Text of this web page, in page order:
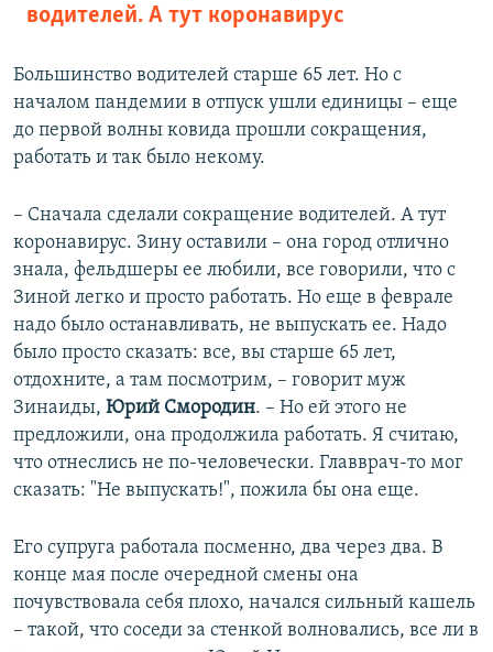
водителей. А тут коронавирус
Большинство водителей старше 65 лет. Но с
началом пандемии в отпуск ушли единицы – еще
до первой волны ковида прошли сокращения,
работать и так было некому.
– Сначала сделали сокращение водителей. А тут
коронавирус. Зину оставили – она город отлично
знала, фельдшеры ее любили, все говорили, что с
Зиной легко и просто работать. Но еще в феврале
надо было останавливать, не выпускать ее. Надо
было просто сказать: все, вы старше 65 лет,
отдохните, а там посмотрим, – говорит муж
Зинаиды, Юрий Смородин. – Но ей этого не
предложили, она продолжила работать. Я считаю,
что отнеслись не по-человечески. Главврач-то мог
сказать: "Не выпускать!", пожила бы она еще.
Его супруга работала посменно, два через два. В
конце мая после очередной смены она
почувствовала себя плохо, начался сильный кашель
– такой, что соседи за стенкой волновались, все ли в